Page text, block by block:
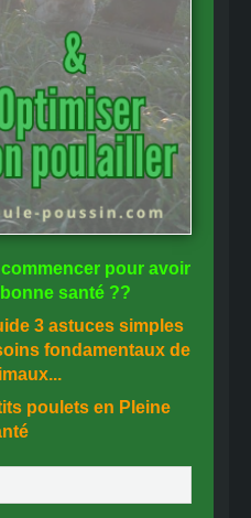
pour avoir
santé ??
3 astuces simples
fondamentaux de
poulets en Pleine